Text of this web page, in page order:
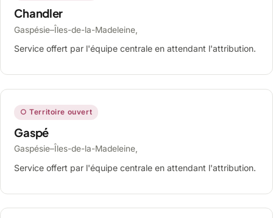
Chandler
Gaspésie–Îles-de-la-Madeleine,
Service offert par l'équipe centrale en attendant l'attribution.
○ Territoire ouvert
Gaspé
Gaspésie–Îles-de-la-Madeleine,
Service offert par l'équipe centrale en attendant l'attribution.